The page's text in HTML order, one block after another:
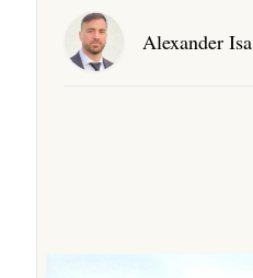
Alexander Isa